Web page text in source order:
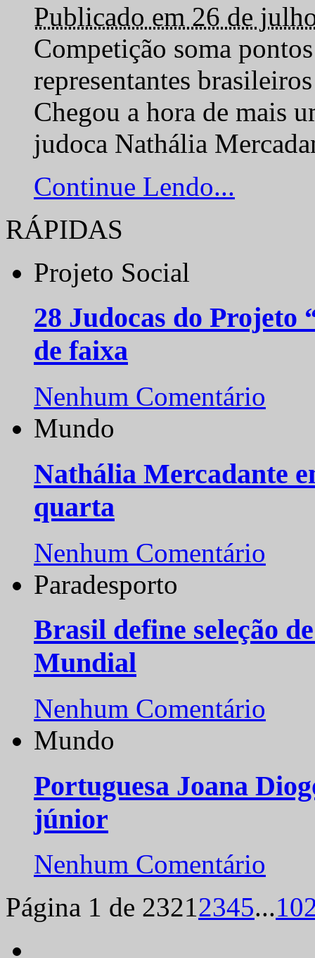
Publicado em 26 de
Competição soma
representantes
Chegou a hora de mais
judoca Nathália
Continue Lendo...
RÁPIDAS
Projeto Social
28 Judocas do
de faixa
Nenhum Comentário
Mundo
Nathália Mercadante
quarta
Nenhum Comentário
Paradesporto
Brasil define seleção
Mundial
Nenhum Comentário
Mundo
Portuguesa Joana
júnior
Nenhum Comentário
Página 1 de 23212345...10